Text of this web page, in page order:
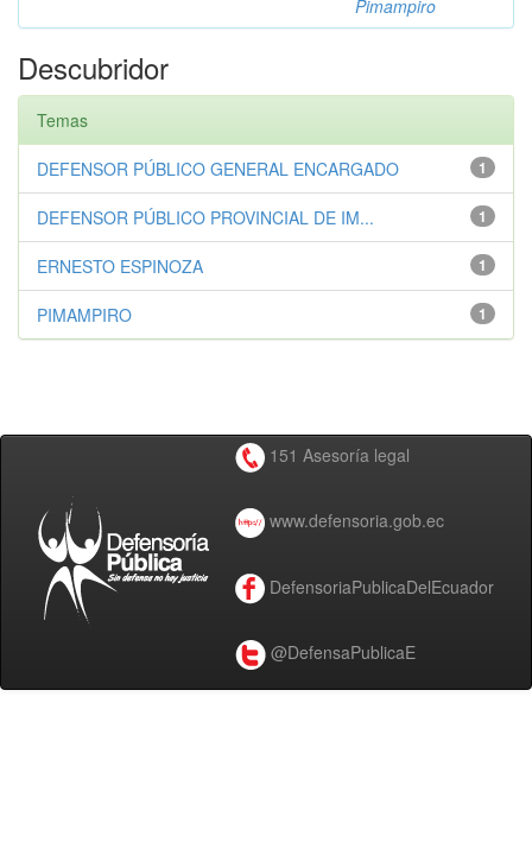
Pimampiro
Descubridor
Temas
1
DEFENSOR PÚBLICO GENERAL ENCARGADO
1
DEFENSOR PÚBLICO PROVINCIAL DE IM...
1
ERNESTO ESPINOZA
1
PIMAMPIRO
151 Asesoría legal
www.defensoria.gob.ec
DefensoriaPublicaDelEcuador
@DefensaPublicaE